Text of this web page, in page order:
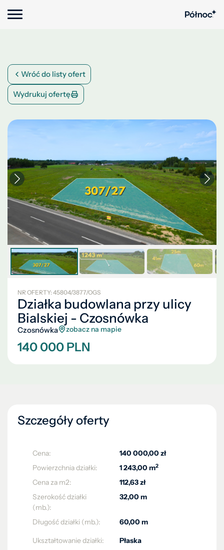
Wróć do listy ofert
Wydrukuj ofertę
NR OFERTY: 45804/3877/OGS
Działka budowlana przy ulicy
Bialskiej - Czosnówka
Czosnówka zobacz na mapie
140 000 PLN
Szczegóły oferty
Cena:
140 000,00 zł
Powierzchnia działki:
1 243,00 m2
Cena za m2:
112,63 zł
Szerokość działki
(mb.):
32,00 m
Długość działki (mb.): 60,00 m
Ukształtowanie działki:
Płaska